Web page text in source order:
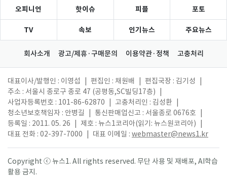
오피니언 핫이슈 피플 포토
TV 속보 인기뉴스 주요뉴스
회사소개 광고/제휴·구매문의 이용약관·정책 고충처리
대표이사/발행인 : 이영섭 편집인 : 채원배 편집국장 : 김기성
주소 : 서울시 종로구 종로 47 (공평동,SC빌딩17층)
사업자등록번호 : 101-86-62870
고충처리인 : 김성환
청소년보호책임자 : 안병길
통신판매업신고 : 서울종로 0676호
등록일 : 2011. 05. 26
제호 : 뉴스1코리아(읽기: 뉴스원코리아)
대표 전화 : 02-397-7000
대표 이메일 : webmaster@news1.kr
Copyright ⓒ 뉴스1. All rights reserved. 무단 사용 및 재배포, AI학습
활용 금지.